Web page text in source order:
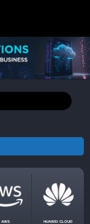
AWS HUAWEI CLOUD